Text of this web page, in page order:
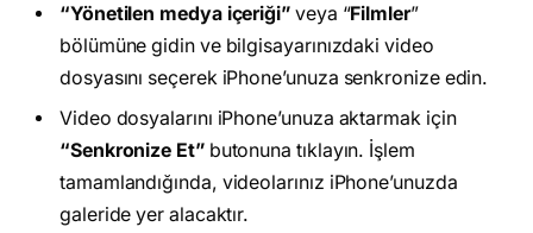
“Yönetilen medya içeriği” veya “Filmler”
bölümüne gidin ve bilgisayarınızdaki video
dosyasını seçerek iPhone’unuza senkronize edin.
Video dosyalarını iPhone’unuza aktarmak için
“Senkronize Et”butonuna tıklayın. İşlem
tamamlandığında, videolarınız iPhone’unuzda
galeride yer alacaktır.